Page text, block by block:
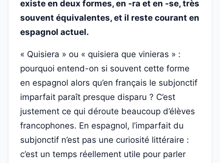
existe en deux formes, en -ra et en -se, très
souvent équivalentes, et il reste courant en
espagnol actuel.
« Quisiera » ou « quisiera que vinieras » :
pourquoi entend-on si souvent cette forme
en espagnol alors qu’en français le subjonctif
imparfait paraît presque disparu ? C’est
justement ce qui déroute beaucoup d’élèves
francophones. En espagnol, l’imparfait du
subjonctif n’est pas une curiosité littéraire :
c’est un temps réellement utile pour parler